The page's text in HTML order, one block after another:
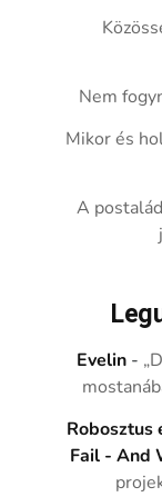
Nem
Mikor és
A
Evelin -
Fail - And